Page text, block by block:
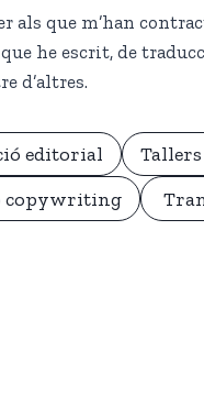
als que m’han
he escrit, de
d’altres.
editorial
copywriting